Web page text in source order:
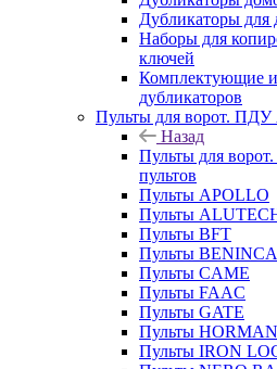
Дубликаторы
Наборы для
ключей
Комплектующие и
дубликаторов
Пульты для ворот. ПДУ
Назад
Пульты для
пультов
Пульты APOLLO
Пульты
Пульты BFT
Пульты BENINCA
Пульты CAME
Пульты FAAC
Пульты GATE
Пульты
Пульты IRON